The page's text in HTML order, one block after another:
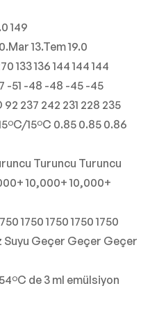
149
13.Tem 19.0
133 136 144 144 144
-51 -48 -48 -45 -45
237 242 231 228 235
15ºC 0.85 0.85 0.86
Turuncu Turuncu
10,000+ 10,000+
1750 1750 1750 1750
Suyu Geçer Geçer Geçer
de 3 ml emülsiyon